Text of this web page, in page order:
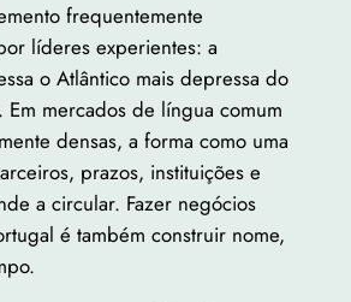
frequentemente
líderes experientes: a
o Atlântico mais depressa do
mercados de língua comum
densas, a forma como uma
prazos, instituições e
a circular. Fazer negócios
é também construir nome,